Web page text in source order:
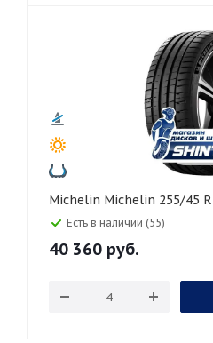
Michelin Michelin
Есть в наличии (55)
40 360 руб.